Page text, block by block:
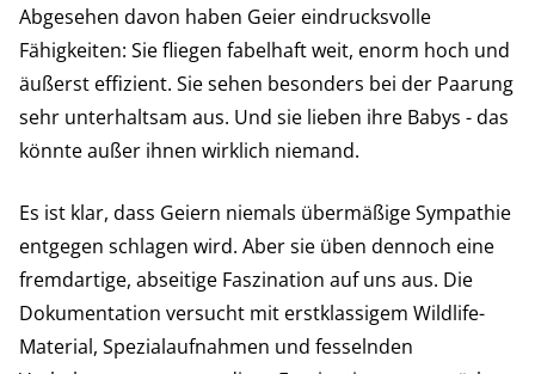
Abgesehen davon haben Geier eindrucksvolle
Fähigkeiten: Sie fliegen fabelhaft weit, enorm hoch und
äußerst effizient. Sie sehen besonders bei der Paarung
sehr unterhaltsam aus. Und sie lieben ihre Babys - das
könnte außer ihnen wirklich niemand.
Es ist klar, dass Geiern niemals übermäßige Sympathie
entgegen schlagen wird. Aber sie üben dennoch eine
fremdartige, abseitige Faszination auf uns aus. Die
Dokumentation versucht mit erstklassigem Wildlife-
Material, Spezialaufnahmen und fesselnden